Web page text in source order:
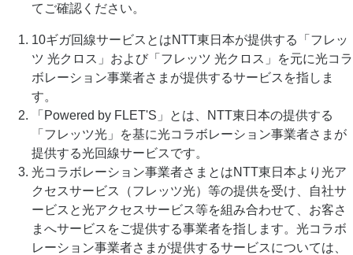
てご確認ください。
10ギガ回線サービスとはNTT東日本が提供する「フレッ
ツ 光クロス」および「フレッツ 光クロス」を元に光コラ
ボレーション事業者さまが提供するサービスを指しま
す。
「Powered by FLET'S」とは、NTT東日本の提供する
「フレッツ光」を基に光コラボレーション事業者さまが
提供する光回線サービスです。
光コラボレーション事業者さまとはNTT東日本より光ア
クセスサービス（フレッツ光）等の提供を受け、自社サ
ービスと光アクセスサービス等を組み合わせて、お客さ
まへサービスをご提供する事業者を指します。光コラボ
レーション事業者さまが提供するサービスについては、